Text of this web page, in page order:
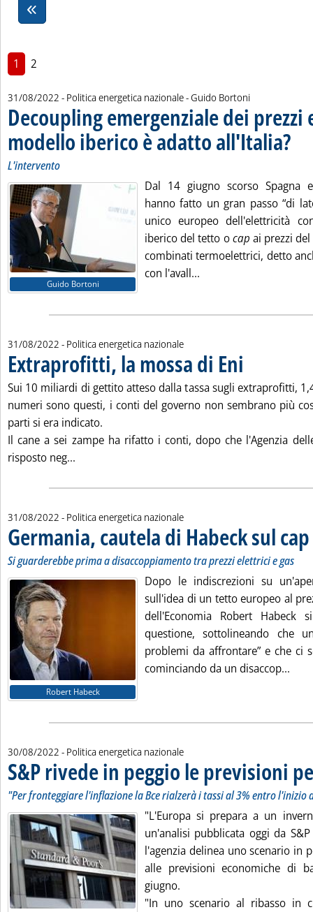
1 2
31/08/2022 - Politica energetica nazionale -di:
Guido Bortoni
Decoupling emergenziale dei
modello iberico è adatto all'Italia?..
L'intervento
Guido Bortoni
Dal 14 giugno scorso Spagna
hanno fatto un gran passo “di
unico europeo dell'elettricità
iberico del tetto ocap ai prezzi
combinati termoelettrici, detto
con l'avall...
31/08/2022 - Politica energetica nazionale
Extraprofitti, la mossa di Eni
Sui 10 miliardi di gettito atteso dalla tassa sugli extraprofitti,
numeri sono questi, i conti del governo non sembrano più
parti si era indicato.
Il cane a sei zampe ha rifatto i conti, dopo che l'Agenzia
risposto neg...
31/08/2022 - Politica energetica nazionale
Germania, cautela di Habeck sul
Si guarderebbe prima a disaccoppiamento tra prezzi elettrici e gas
Robert Habeck
Dopo le indiscrezioni su
sull'idea di un tetto europeo al
dell'Economia Robert Habeck
questione, sottolineando che
problemi da affrontare” e che ci
cominciando da un disaccop...
30/08/2022 - Politica energetica nazionale
S&P rivede in peggio le previsioni
"Per fronteggiare l'inflazione la Bce rialzerà i tassi al 3% entro l'inizio
"L'Europa si prepara a un
un'analisi pubblicata oggi da
l'agenzia delinea uno scenario in
alle previsioni economiche di
giugno.
"In uno scenario al ribasso in